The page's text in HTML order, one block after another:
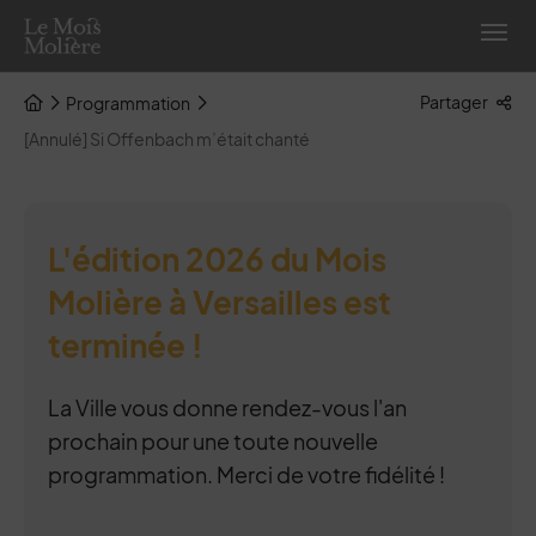
Menu de raccourcis
Retour à l'accueil
Page d'accueil du site
Programmation
[Annulé] Si Offenbach m’était chanté
Partager
L'édition 2026 du Mois
Molière à Versailles est
terminée !
La Ville vous donne rendez-vous l'an
prochain pour une toute nouvelle
programmation. Merci de votre fidélité !